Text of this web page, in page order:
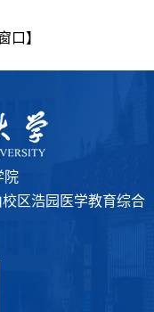
口】
院
区浩园医学教育综合